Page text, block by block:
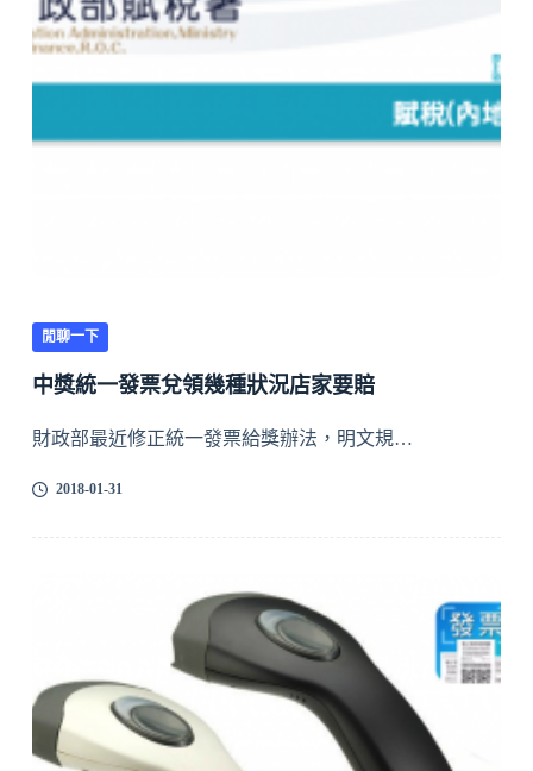
閒聊一下
中獎統一發票兌領幾種狀況店家要賠
財政部最近修正統一發票給獎辦法，明文規…
2018-01-31